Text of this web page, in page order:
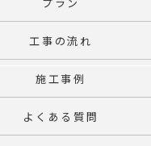
工事の流れ
施工事例
よくある質問